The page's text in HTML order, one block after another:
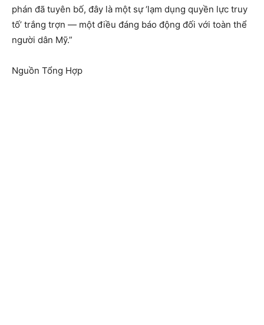
phán đã tuyên bố, đây là một sự ‘lạm dụng quyền lực truy
tố’ trắng trợn — một điều đáng báo động đối với toàn thể
người dân Mỹ.”
Nguồn Tổng Hợp